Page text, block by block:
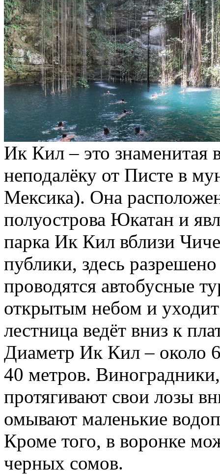
Ик Кил – это знаменитая
неподалёку от Писте в
Мексика). Она
полуострова Юкатан и
парка Ик Кил вблизи
публики, здесь
проводятся автобусные
открытым небом и
лестница ведёт вниз к
Диаметр Ик Кил – около
40 метров.
протягивают свои лозы
омывают маленькие
Кроме того, в воронке
черных сомов.